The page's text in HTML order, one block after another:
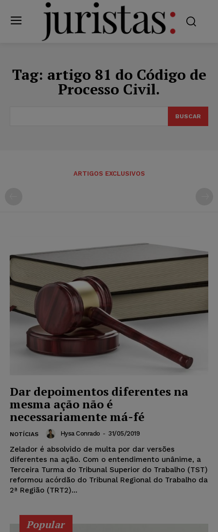
Tag: artigo 81 do Código de
Processo Civil.
BUSCAR
ARTIGOS EXCLUSIVOS
Dar depoimentos diferentes na
mesma ação não é
necessariamente má-fé
NOTÍCIAS Hysa Conrado - 31/05/2019
Zelador é absolvido de multa por dar versões
diferentes na ação. Com o entendimento unânime, a
Terceira Turma do Tribunal Superior do Trabalho (TST)
reformou acórdão do Tribunal Regional do Trabalho da
2ª Região (TRT2)...
Popular